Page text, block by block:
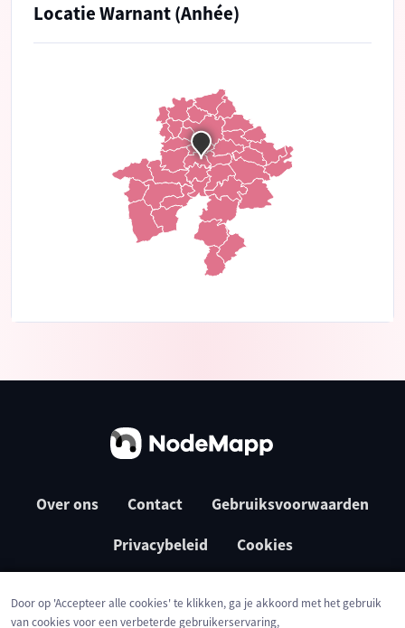
Locatie Warnant (Anhée)
Over ons Contact Gebruiksvoorwaarden
Privacybeleid Cookies
Door op 'Accepteer alle cookies' te klikken, ga je akkoord met het gebruik
van cookies voor een verbeterde gebruikerservaring,